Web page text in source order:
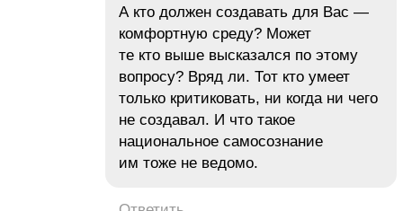
А кто должен создавать для Вас —
комфортную среду? Может
те кто выше высказался по этому
вопросу? Вряд ли. Тот кто умеет
только критиковать, ни когда ни чего
не создавал. И что такое
национальное самосознание
им тоже не ведомо.